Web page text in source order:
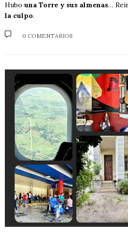
Hubo una Torre y sus almenas…
la culpo.
0 COMENTARIOS